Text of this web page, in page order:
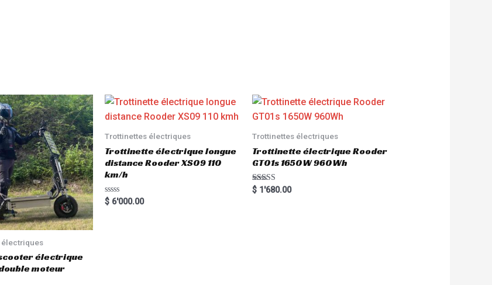
électrique
moteur
Trottinettes électriques
Trottinette électrique longue
distance Rooder XS09 110
km/h
R
a
$ 6'000.00
Trottinettes électriques
Trottinette électrique Rooder
GT01s 1650W 960Wh
Rated
5.00
$1'680.00